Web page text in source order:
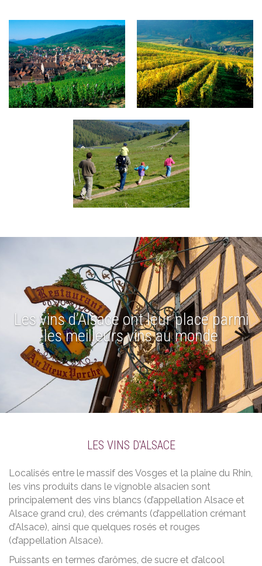
Les vins d’Alsace ont leur place parmi
les meilleurs vins au monde
LES VINS D'ALSACE
Localisés entre le massif des Vosges et la plaine du Rhin,
les vins produits dans le vignoble alsacien sont
principalement des vins blancs (d’appellation Alsace et
Alsace grand cru), des crémants (d’appellation crémant
d’Alsace), ainsi que quelques rosés et rouges
(d’appellation Alsace).
Puissants en termes d’arômes, de sucre et d’alcool